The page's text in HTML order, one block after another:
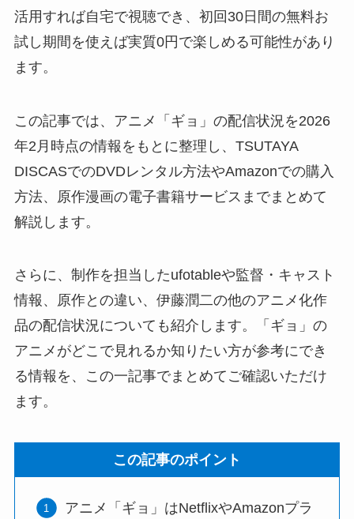
活用すれば自宅で視聴でき、初回30日間の無料お
試し期間を使えば実質0円で楽しめる可能性があり
ます。
この記事では、アニメ「ギョ」の配信状況を2026
年2月時点の情報をもとに整理し、TSUTAYA
DISCASでのDVDレンタル方法やAmazonでの購入
方法、原作漫画の電子書籍サービスまでまとめて
解説します。
さらに、制作を担当したufotableや監督・キャスト
情報、原作との違い、伊藤潤二の他のアニメ化作
品の配信状況についても紹介します。「ギョ」の
アニメがどこで見れるか知りたい方が参考にでき
る情報を、この一記事でまとめてご確認いただけ
ます。
この記事のポイント
アニメ「ギョ」はNetflixやAmazonプラ